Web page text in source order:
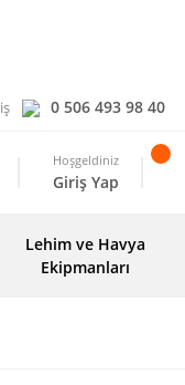
0 506 493 98 40
Hoşgeldiniz
Giriş Yap
Lehim ve Havya
Ekipmanları